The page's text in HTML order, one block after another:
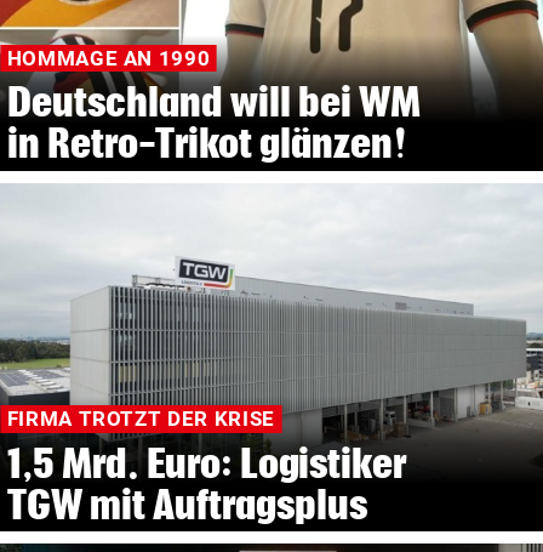
HOMMAGE AN 1990
Deutschland will bei WM
in Retro-Trikot glänzen!
FIRMA TROTZT DER KRISE
1,5 Mrd. Euro: Logistiker
TGW mit Auftragsplus